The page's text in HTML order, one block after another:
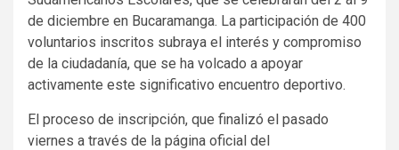
de diciembre en Bucaramanga. La participación de 400
voluntarios inscritos subraya el interés y compromiso
de la ciudadanía, que se ha volcado a apoyar
activamente este significativo encuentro deportivo.
El proceso de inscripción, que finalizó el pasado
viernes a través de la página oficial del